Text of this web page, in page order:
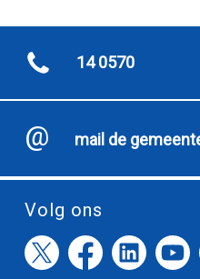
14 0570
mail de
Volg ons